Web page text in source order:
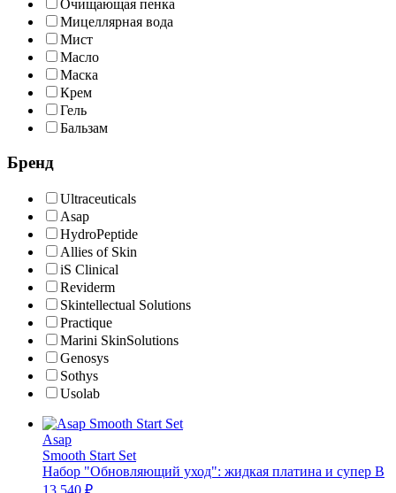
Очищающая пенка
Мицеллярная вода
Мист
Масло
Маска
Крем
Гель
Бальзам
Бренд
Ultraceuticals
Asap
HydroPeptide
Allies of Skin
iS Clinical
Reviderm
Skintellectual Solutions
Practique
Marini SkinSolutions
Genosys
Sothys
Usolab
Asap
Smooth Start Set
Набор "Обновляющий уход": жидкая платина и супер В
13 540 ₽